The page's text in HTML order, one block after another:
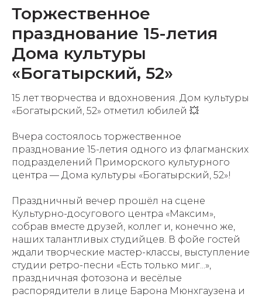
Торжественное
празднование 15-летия
Дома культуры
«Богатырский, 52»
15 лет творчества и вдохновения. Дом культуры
«Богатырский, 52» отметил юбилей 💥
Вчера состоялось торжественное
празднование 15-летия одного из флагманских
подразделений Приморского культурного
центра — Дома культуры «Богатырский, 52»!
Праздничный вечер прошёл на сцене
Культурно-досугового центра «Максим»,
собрав вместе друзей, коллег и, конечно же,
наших талантливых студийцев. В фойе гостей
ждали творческие мастер-классы, выступление
студии ретро-песни «Есть только миг...»,
праздничная фотозона и весёлые
распорядители в лице Барона Мюнхгаузена и